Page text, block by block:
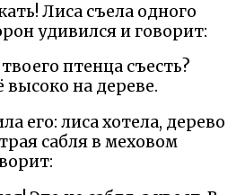
Лиса съела одного
удивился и говорит:
птенца съесть?
высоко на дереве.
его: лиса хотела, дерево
сабля в меховом